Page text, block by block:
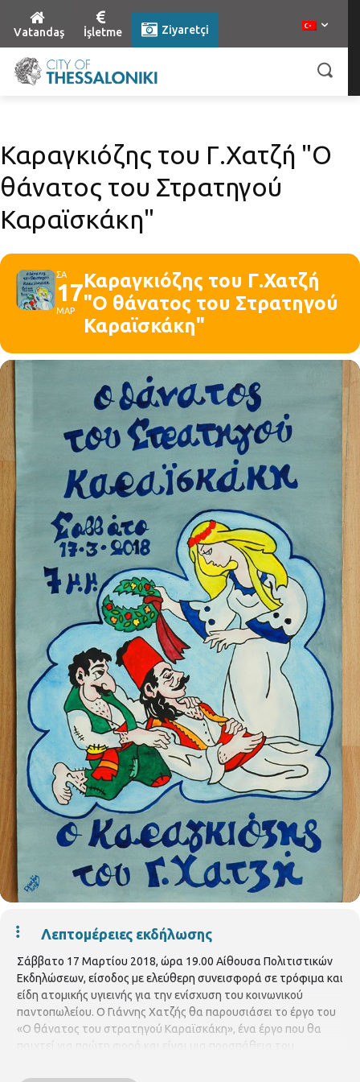
Vatandaş İşletme Ziyaretçi
Καραγκιόζης του Γ.Χατζή "Ο
θάνατος του Στρατηγού
Καραϊσκάκη"
ΣΑ
17
ΜΑΡ
Καραγκιόζης του Γ.Χατζή
"Ο θάνατος του Στρατηγού
Καραϊσκάκη"
Λεπτομέρειες εκδήλωσης
Σάββατο 17 Μαρτίου 2018, ώρα 19.00 Αίθουσα Πολιτιστικών
Εκδηλώσεων, είσοδος με ελεύθερη συνεισφορά σε τρόφιμα και
είδη ατομικής υγιεινής για την ενίσχυση του κοινωνικού
παντοπωλείου. Ο Γιάννης Χατζής θα παρουσιάσει το έργο του
«Ο θάνατος του στρατηγού Καραϊσκάκη», ένα έργο που θα
παιχτεί για πρώτη φορά και είναι μια προσπάθεια του